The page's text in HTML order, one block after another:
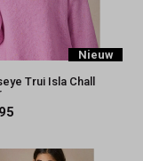
Nieuw
Trui Isla Chall